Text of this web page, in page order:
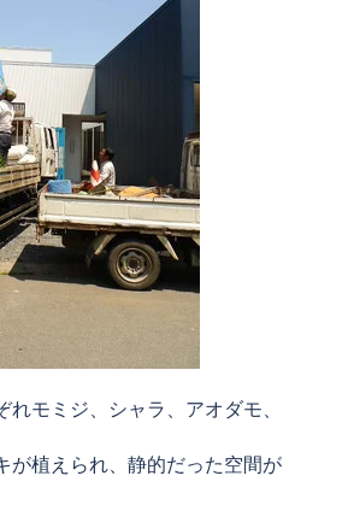
れモミジ、シャラ、アオダモ、
が植えられ、静的だった空間が